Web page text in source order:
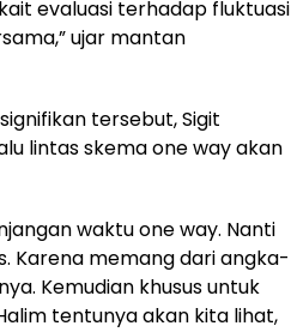
evaluasi terhadap fluktuasi
ujar mantan
tersebut, Sigit
lintas skema one way akan
waktu one way. Nanti
Karena memang dari angka-
Kemudian khusus untuk
tentunya akan kita lihat,